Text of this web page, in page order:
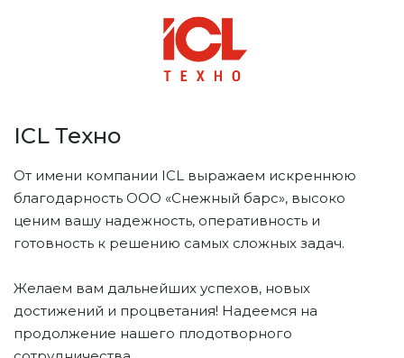
ICL Техно
От имени компании ICL выражаем искреннюю
благодарность ООО «Снежный барс», высоко
ценим вашу надежность, оперативность и
готовность к решению самых сложных задач.
Желаем вам дальнейших успехов, новых
достижений и процветания! Надеемся на
продолжение нашего плодотворного